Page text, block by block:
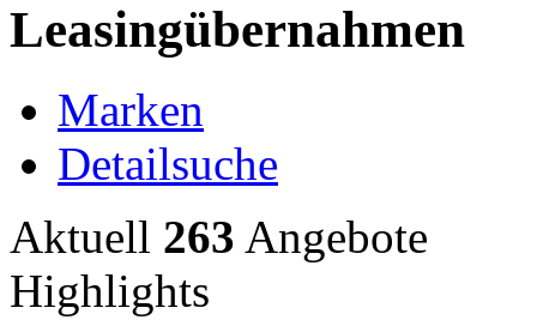
Leasingübernahmen
Marken
Detailsuche
Aktuell 263 Angebote
Highlights